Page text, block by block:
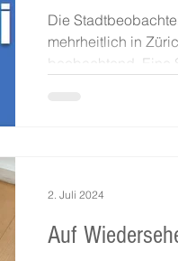
Die
mehrheitlich in
beobachtend. Eine
Auf
2. Juli 2024